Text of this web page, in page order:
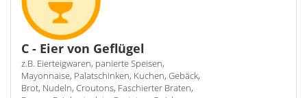
C - Eier von Geflügel
z.B. Eierteigwaren, panierte Speisen,
Mayonnaise, Palatschinken, Kuchen, Gebäck,
Brot, Nudeln, Croutons, Faschierter Braten,